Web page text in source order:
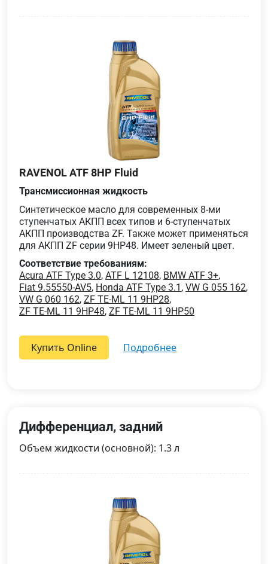
RAVENOL ATF 8HP Fluid
Трансмиссионная жидкость
Синтетическое масло для современных 8-ми
ступенчатых АКПП всех типов и 6-ступенчатых
АКПП производства ZF. Также может применяться
для АКПП ZF серии 9HP48. Имеет зеленый цвет.
Соответствие требованиям:
Acura ATF Type 3.0, ATF L 12108, BMW ATF 3+,
Fiat 9.55550-AV5, Honda ATF Type 3.1 , VW G 055 162,
VW G 060 162, ZF TE-ML 11 9HP28,
ZF TE-ML 11 9HP48, ZF TE-ML 11 9HP50
Купить Online подробнее
Дифференциал, задний
Объем жидкости (основной): 1.3 л